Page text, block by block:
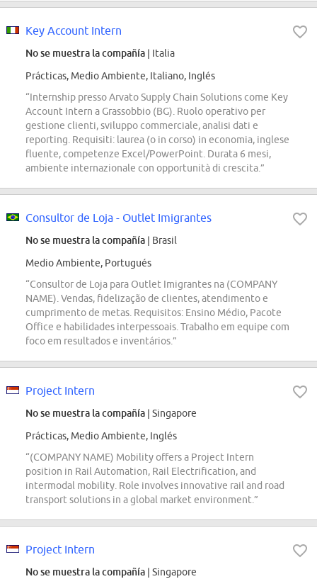
Key Account Intern
No se muestra la compañía | Italia
Prácticas, Medio Ambiente, Italiano, Inglés
“Internship presso Arvato Supply Chain Solutions come Key
Account Intern a Grassobbio (BG). Ruolo operativo per
gestione clienti, sviluppo commerciale, analisi dati e
reporting. Requisiti: laurea (o in corso) in economia, inglese
fluente, competenze Excel/PowerPoint. Durata 6 mesi,
ambiente internazionale con opportunità di crescita.”
Consultor de Loja - Outlet Imigrantes
No se muestra la compañía | Brasil
Medio Ambiente, Portugués
“Consultor de Loja para Outlet Imigrantes na (COMPANY
NAME). Vendas, fidelização de clientes, atendimento e
cumprimento de metas. Requisitos: Ensino Médio, Pacote
Office e habilidades interpessoais. Trabalho em equipe com
foco em resultados e inventários.”
Project Intern
No se muestra la compañía | Singapore
Prácticas, Medio Ambiente, Inglés
“(COMPANY NAME) Mobility offers a Project Intern
position in Rail Automation, Rail Electrification, and
intermodal mobility. Role involves innovative rail and road
transport solutions in a global market environment.”
Project Intern
No se muestra la compañía | Singapore